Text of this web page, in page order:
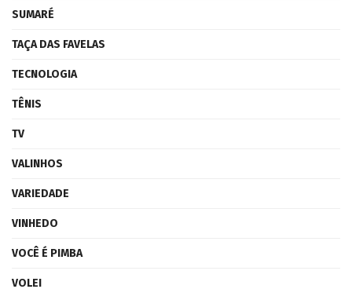
SUMARÉ
TAÇA DAS FAVELAS
TECNOLOGIA
TÊNIS
TV
VALINHOS
VARIEDADE
VINHEDO
VOCÊ É PIMBA
VOLEI